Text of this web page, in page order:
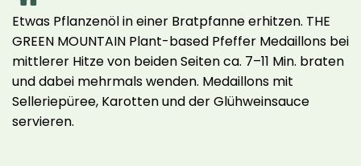
Etwas Pflanzenöl in einer Bratpfanne erhitzen. THE
GREEN MOUNTAIN Plant-based Pfeffer Medaillons bei
mittlerer Hitze von beiden Seiten ca. 7–11 Min. braten
und dabei mehrmals wenden. Medaillons mit
Selleriepüree, Karotten und der Glühweinsauce
servieren.